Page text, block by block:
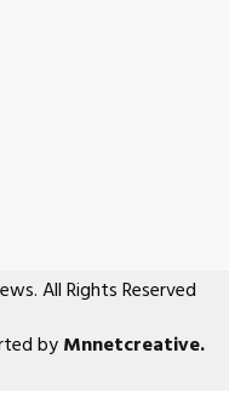
All Rights Reserved
byMnnetcreative.